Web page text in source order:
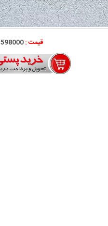
قیمت :598000 تومان